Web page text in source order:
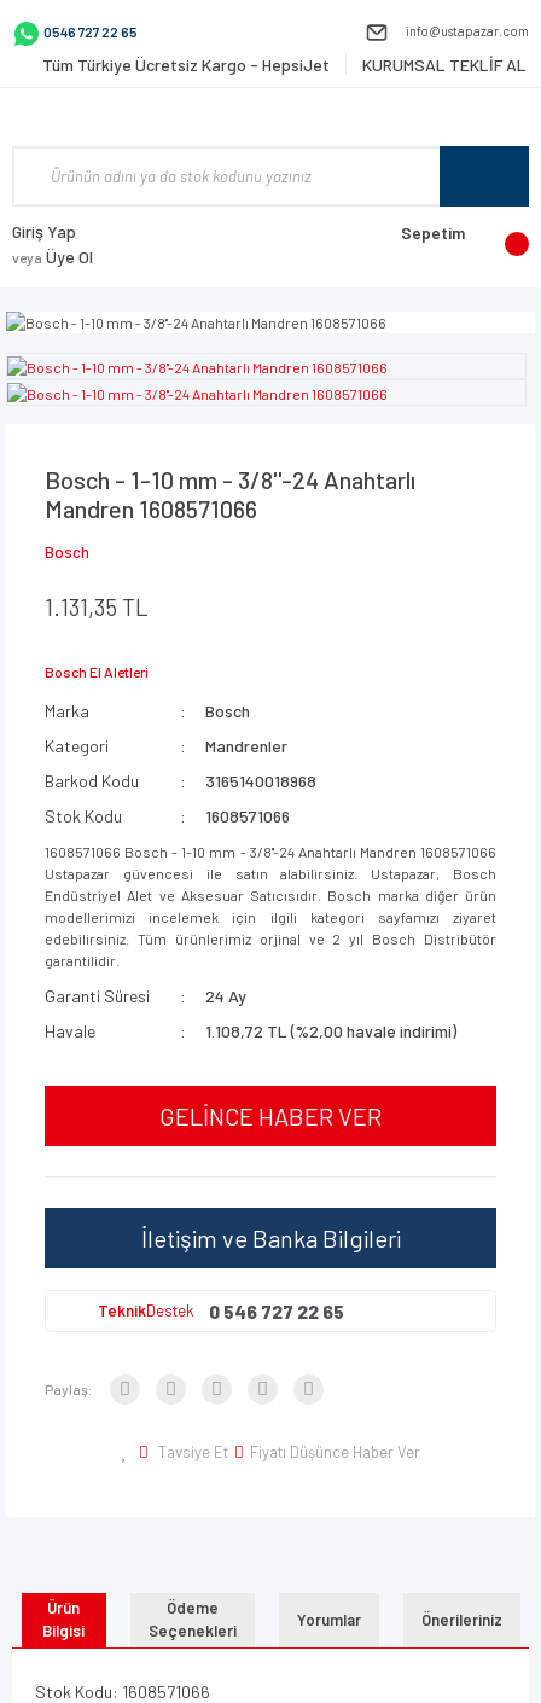
0546 727 22 65 info@ustapazar.com
Tüm Türkiye Ücretsiz Kargo - HepsiJet KURUMSAL TEKLİF AL
Giriş Yap
veya Üye Ol
Sepetim
Bosch - 1-10 mm - 3/8''-24 Anahtarlı
Mandren 1608571066
Bosch
1.131,35 TL
Bosch El Aletleri
Marka
Bosch
Kategori
Mandrenler
Barkod Kodu
3165140018968
Stok Kodu
1608571066
1608571066 Bosch - 1-10 mm - 3/8''-24 Anahtarlı Mandren 1608571066
Ustapazar güvencesi ile satın alabilirsiniz. Ustapazar, Bosch
Endüstriyel Alet ve Aksesuar Satıcısıdır. Bosch marka diğer ürün
modellerimizi incelemek için ilgili kategori sayfamızı ziyaret
edebilirsiniz. Tüm ürünlerimiz orjinal ve 2 yıl Bosch Distribütör
garantilidir.
Garanti Süresi
24 Ay
Havale
1.108,72 TL (%2,00 havale indirimi)
GELİNCE HABER VER
İletişim ve Banka Bilgileri
TeknikDestek 0 546 727 22 65
Paylaş:
Tavsiye Et Fiyatı Düşünce Haber Ver
Ürün
Bilgisi
Ödeme
Seçenekleri
Yorumlar Önerileriniz
Stok Kodu: 1608571066